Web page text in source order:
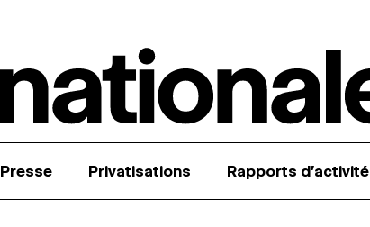
Presse Privatisations Rapports d’activité